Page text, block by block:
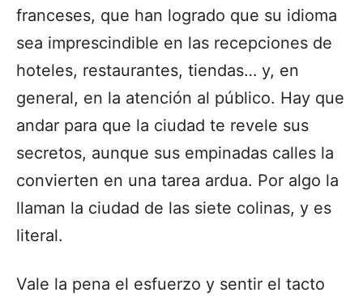
franceses, que han logrado que su idioma
sea imprescindible en las recepciones de
hoteles, restaurantes, tiendas… y, en
general, en la atención al público. Hay que
andar para que la ciudad te revele sus
secretos, aunque sus empinadas calles la
convierten en una tarea ardua. Por algo la
llaman la ciudad de las siete colinas, y es
literal.
Vale la pena el esfuerzo y sentir el tacto